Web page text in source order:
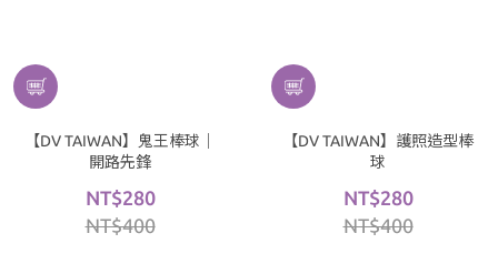
【DV TAIWAN】鬼王棒球｜
開路先鋒
NT$280
NT$400
【DV TAIWAN】護照造型棒
球
NT$280
NT$400